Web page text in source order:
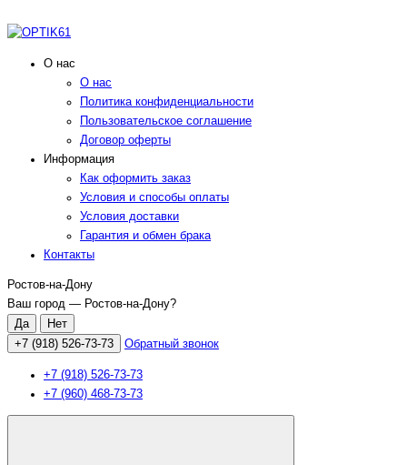
О нас
О нас
Политика конфиденциальности
Пользовательское соглашение
Договор оферты
Информация
Как оформить заказ
Условия и способы оплаты
Условия доставки
Гарантия и обмен брака
Контакты
Ростов-на-Дону
Ваш город — Ростов-на-Дону?
+7 (918) 526-73-73 Обратный звонок
+7 (918) 526-73-73
+7 (960) 468-73-73